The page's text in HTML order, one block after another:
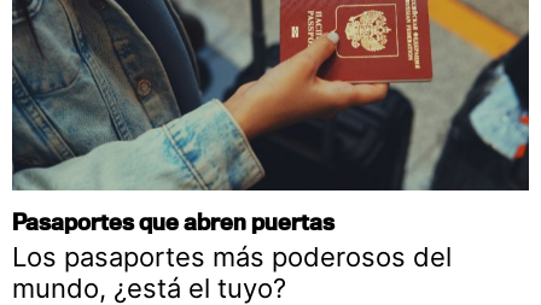
Pasaportes que abren puertas
Los pasaportes más poderosos del
mundo, ¿está el tuyo?